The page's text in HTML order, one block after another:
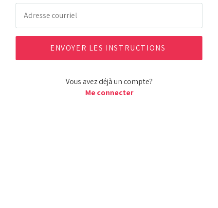
Vous avez déjà un compte?
Me connecter